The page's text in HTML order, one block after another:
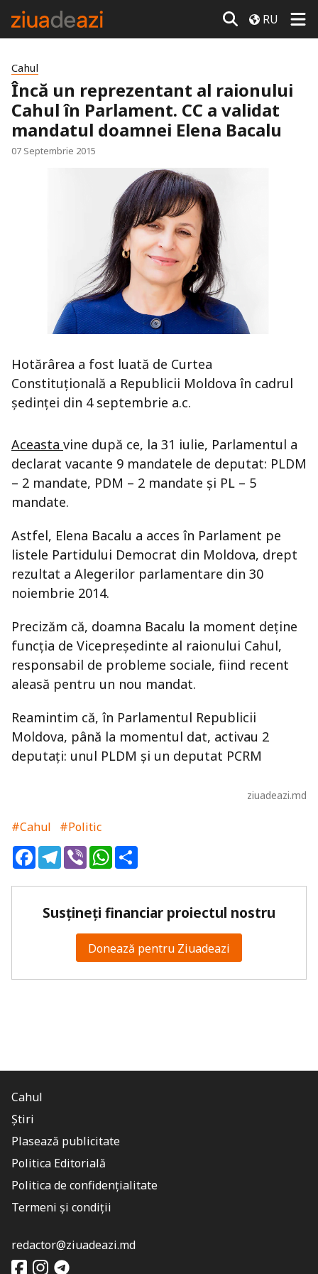
RU
Cahul
Încă un reprezentant al raionului
Cahul în Parlament. CC a validat
mandatul doamnei Elena Bacalu
07 Septembrie 2015
Hotărârea a fost luată de Curtea
Constituţională a Republicii Moldova în cadrul
şedinţei din 4 septembrie a.c.
Aceasta vine după ce, la 31 iulie, Parlamentul a
declarat vacante 9 mandatele de deputat: PLDM
– 2 mandate, PDM – 2 mandate şi PL – 5
mandate.
Astfel, Elena Bacalu a acces în Parlament pe
listele Partidului Democrat din Moldova, drept
rezultat a Alegerilor parlamentare din 30
noiembrie 2014.
Precizăm că, doamna Bacalu la moment deţine
funcţia de Vicepreşedinte al raionului Cahul,
responsabil de probleme sociale, fiind recent
aleasă pentru un nou mandat.
Reamintim că, în Parlamentul Republicii
Moldova, până la momentul dat, activau 2
deputaţi: unul PLDM şi un deputat PCRM
ziuadeazi.md
#Cahul
#Politic
FacebookTelegram
ViberWhatsApp
Susțineți financiar proiectul nostru
Donează pentru Ziuadeazi
Cahul
Știri
Plasează publicitate
Politica Editorială
Politica de confidențialitate
Termeni și condiții
redactor@ziuadeazi.md